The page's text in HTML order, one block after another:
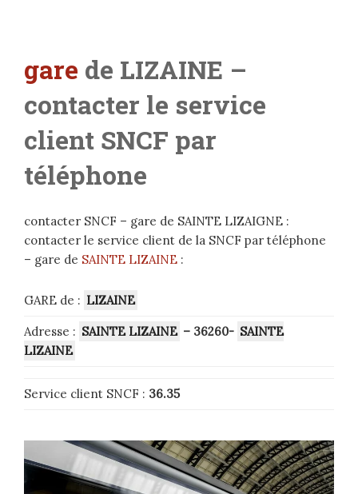
gare de LIZAINE –
contacter le service
client SNCF par
téléphone
contacter SNCF – gare de SAINTE LIZAIGNE :
contacter le service client de la SNCF par téléphone
– gare de SAINTE LIZAINE :
GARE de : LIZAINE
Adresse : SAINTE LIZAINE – 36260- SAINTE
LIZAINE
Service client SNCF : 36.35